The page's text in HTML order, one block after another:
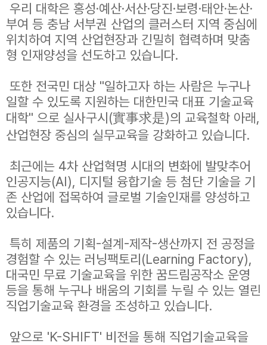
우리 대학은 홍성·예산·서산·당진·보령·태안·논산·
부여 등 충남 서부권 산업의 클러스터 지역 중심에
위치하여 지역 산업현장과 긴밀히 협력하며 맞춤
형 인재양성을 선도하고 있습니다.
또한 전국민 대상 "일하고자 하는 사람은 누구나
일할 수 있도록 지원하는 대한민국 대표 기술교육
대학" 으로 실사구시(實事求是)의 교육철학 아래,
산업현장 중심의 실무교육을 강화하고 있습니다.
최근에는 4차 산업혁명 시대의 변화에 발맞추어
인공지능(AI), 디지털 융합기술 등 첨단 기술을 기
존 산업에 접목하여 글로벌 기술인재를 양성하고
있습니다.
특히 제품의 기획-설계-제작-생산까지 전 공정을
경험할 수 있는 러닝팩토리(Learning Factory),
대국민 무료 기술교육을 위한 꿈드림공작소 운영
등을 통해 누구나 배움의 기회를 누릴 수 있는 열린
직업기술교육 환경을 조성하고 있습니다.
앞으로 'K-SHIFT' 비전을 통해 직업기술교육을